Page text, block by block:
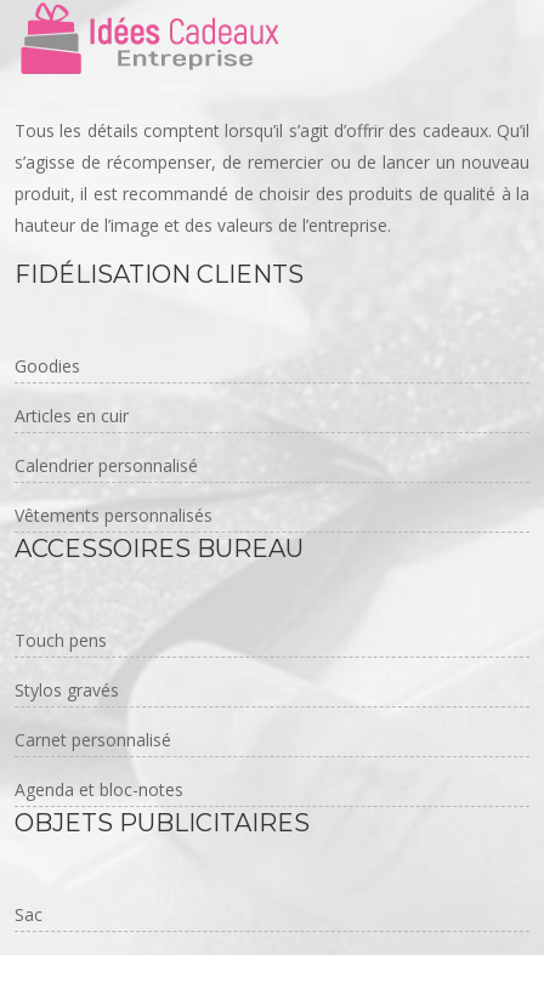
Tous les détails comptent lorsqu’il s’agit d’offrir des cadeaux. Qu’il
s’agisse de récompenser, de remercier ou de lancer un nouveau
produit, il est recommandé de choisir des produits de qualité à la
hauteur de l’image et des valeurs de l’entreprise.
FIDÉLISATION CLIENTS
Goodies
Articles en cuir
Calendrier personnalisé
Vêtements personnalisés
ACCESSOIRES BUREAU
Touch pens
Stylos gravés
Carnet personnalisé
Agenda et bloc-notes
OBJETS PUBLICITAIRES
Sac